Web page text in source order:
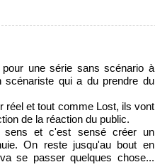
une série sans scénario à
scénariste qui a du prendre du
réel et tout comme Lost, ils vont
de la réaction du public.
et c'est sensé créer un
On reste jusqu'au bout en
se passer quelques chose...